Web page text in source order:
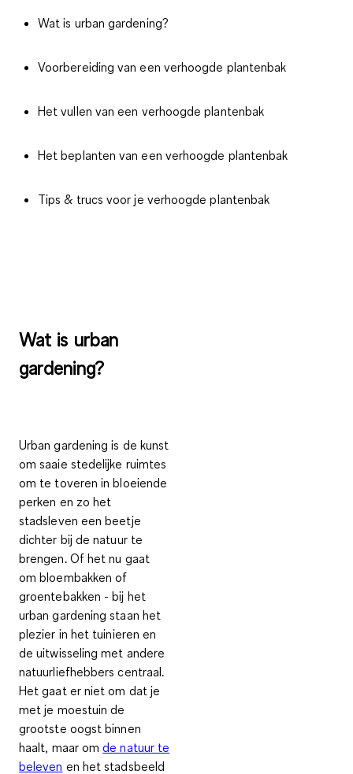
Wat is urban gardening?
Voorbereiding van een verhoogde plantenbak
Het vullen van een verhoogde plantenbak
Het beplanten van een verhoogde plantenbak
Tips & trucs voor je verhoogde plantenbak
Wat is urban
gardening?
Urban gardening is de kunst
om saaie stedelijke ruimtes
om te toveren in bloeiende
perken en zo het
stadsleven een beetje
dichter bij de natuur te
brengen. Of het nu gaat
om bloembakken of
groentebakken - bij het
urban gardening staan het
plezier in het tuinieren en
deuitwisseling met andere
natuurliefhebbers centraal.
Het gaat er niet om dat je
met je moestuin de
grootste oogst binnen
haalt, maar omde natuur te
beleven en het stadsbeeld